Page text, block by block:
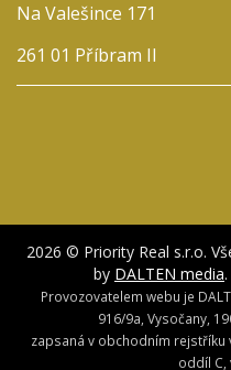
Na Valešince 171
261 01 Příbram II
2026 © Priority Real s.r.o.
by DALTEN media
Provozovatelem webu je
916/9a, Vysočany,
zapsaná v obchodním rejstříku
oddíl C,